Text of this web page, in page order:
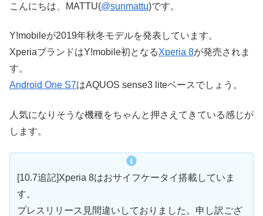
こんにちは、MATTU(@sunmattu)です。
Y!mobileが2019年秋冬モデルを発表しています。
XperiaブランドはY!mobile初となるXperia 8が発売されま
す。
Android One S7はAQUOS sense3 liteベースでしょう。
人気になりそうな機種をちゃんと押さえてきている感じが
します。
[10.7追記]Xperia 8はおサイフケータイ搭載していま
す。
プレスリリース見間違いしておりました。申し訳ござ